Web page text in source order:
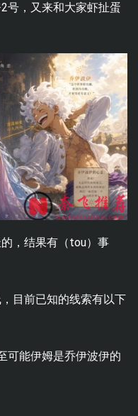
号，又来和大家虾扯蛋
，结果有（tou）事
目前已知的线索有以下
可能伊姆是乔伊波伊的